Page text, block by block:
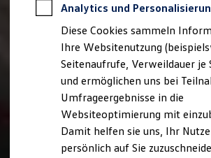
Autokredit mit Schlussrate
Versicherungen und Garantien
Kfz-Versicherung
Restschuldversicherungen
Garantien
Wartungsverträge
Geschäftskunden
Professional Class bei
Großkunden
Behörden
Direktkunden
Sonderfahrzeuge
Analytics und
Diese Cookies sammeln
Ihre Websitenutzung
Seitenaufrufe, Verweildauer je
und ermöglichen uns bei
Umfrageergebnisse in die
Websiteoptimierung mit
Damit helfen sie uns, Ihr
persönlich auf Sie